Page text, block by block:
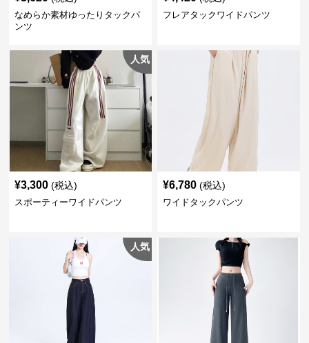
なめらか素材ゆったりタックパ
ンツ
フレアタックワイドパンツ
人気
¥3,300 (税込)
スポーティーワイドパンツ
¥6,780 (税込)
ワイドタックパンツ
人気